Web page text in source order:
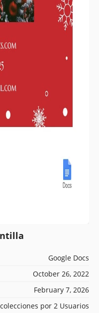
Google Docs
October 26, 2022
February 7, 2026
por 2 Usuarios